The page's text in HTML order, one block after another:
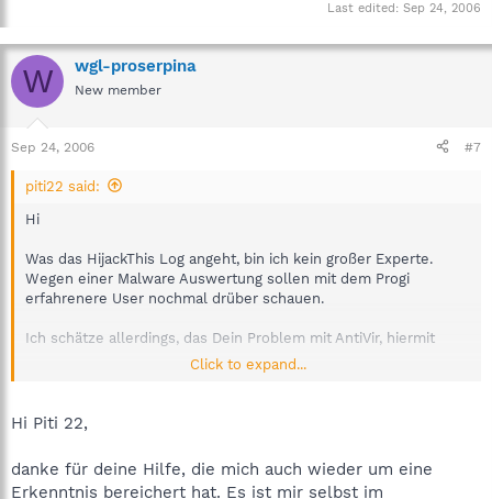
Last edited: Sep 24, 2006
W wgl-proserpina
New member
Sep 24, 2006 #7
piti22 said:
Hi
Was das HijackThis Log angeht, bin ich kein großer Experte.
Wegen einer Malware Auswertung sollen mit dem Progi
erfahrenere User nochmal drüber schauen.
Ich schätze allerdings, das Dein Problem mit AntiVir, hiermit
Da es in letzter Zeit, einige Probleme zwischen AntiVir und
Ich persönlich finde dieses Programm sowieso nicht
Click to expand...
Hi Piti 22,
danke für deine Hilfe, die mich auch wieder um eine
Erkenntnis bereichert hat. Es ist mir selbst im